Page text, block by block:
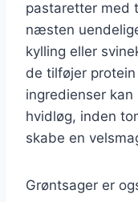
pastaretter med
næsten
kylling eller
de tilføjer
ingredienser
hvidløg, inden
skabe en
Grøntsager er